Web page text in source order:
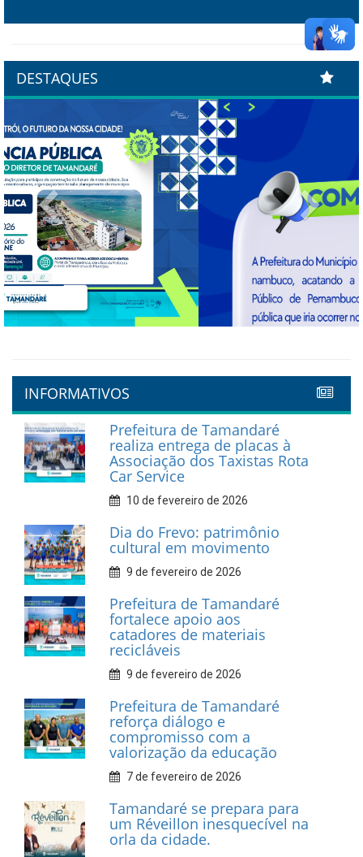
DESTAQUES
Previous Next
INFORMATIVOS
Prefeitura de Tamandaré
realiza entrega de placas à
Associação dos Taxistas Rota
Car Service
10 de fevereiro de 2026
Dia do Frevo: patrimônio
cultural em movimento
9 de fevereiro de 2026